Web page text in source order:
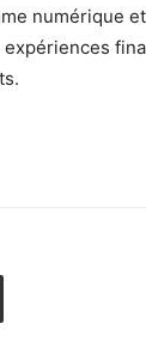
numérique